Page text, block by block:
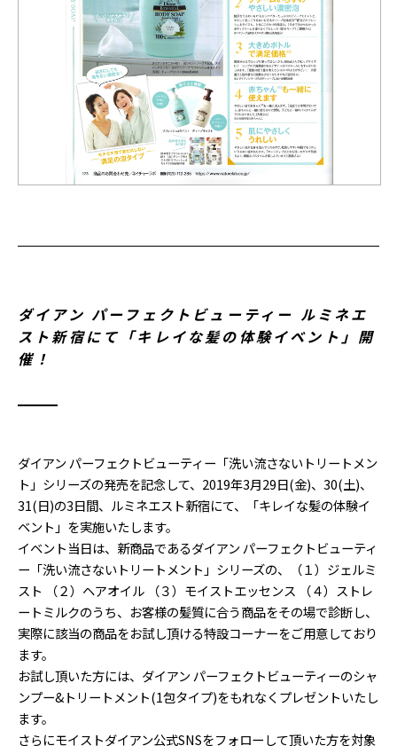
ダイアン パーフェクトビューティー ルミネエ
スト新宿にて「キレイな髪の体験イベント」開
催！
ダイアン パーフェクトビューティー「洗い流さないトリートメン
ト」シリーズの発売を記念して、2019年3月29日(金)、30(土)、
31(日)の3日間、ルミネエスト新宿にて、「キレイな髪の体験イ
ベント」を実施いたします。
イベント当日は、新商品であるダイアン パーフェクトビューティ
ー「洗い流さないトリートメント」シリーズの、（１）ジェルミ
スト （２）ヘアオイル （３）モイストエッセンス （４）ストレ
ートミルクのうち、お客様の髪質に合う商品をその場で診断し、
実際に該当の商品をお試し頂ける特設コーナーをご用意しており
ます。
お試し頂いた方には、ダイアン パーフェクトビューティーのシャ
ンプー&トリートメント(1包タイプ)をもれなくプレゼントいたし
ます。
さらにモイストダイアン公式SNSをフォローして頂いた方を対象